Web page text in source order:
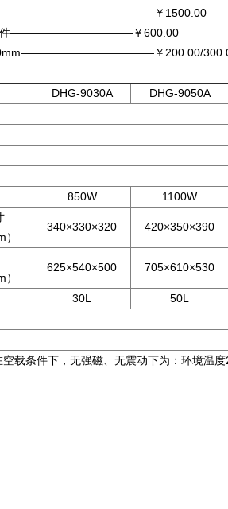
———————————————￥1500.00
软件———————————￥600.00
50mm————————————￥200.00/
DHG-9030A DHG-9050A
850W 1100W
340×330×320 420×350×390
625×540×500 705×610×530
30L 50L
载条件下，无强磁、无震动下为：环境温